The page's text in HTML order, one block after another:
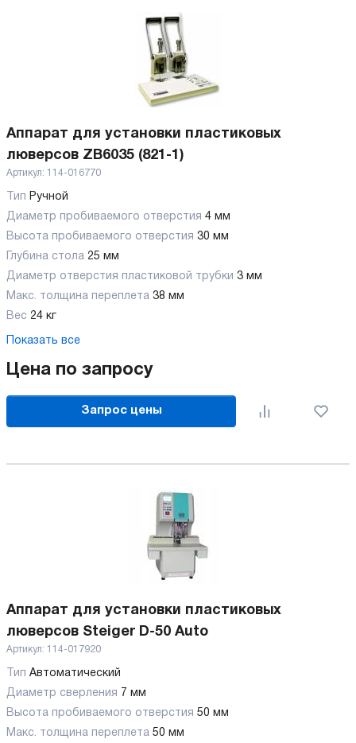
Аппарат для установки пластиковых
люверсов ZB6035 (821-1)
Артикул: 114-016770
Тип Ручной
Диаметр пробиваемого отверстия 4 мм
Высота пробиваемого отверстия 30 мм
Глубина стола 25 мм
Диаметр отверстия пластиковой трубки 3 мм
Макс. толщина переплета 38 мм
Вес 24 кг
Показать все
Цена по запросу
Запрос цены
Аппарат для установки пластиковых
люверсов Steiger D-50 Auto
Артикул: 114-017920
Тип Автоматический
Диаметр сверления 7 мм
Высота пробиваемого отверстия 50 мм
Макс. толщина переплета 50 мм